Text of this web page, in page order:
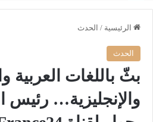
الرئيسية / الحدث
الحدث
بثّ باللغات العربية
والإنجليزية… رئيس